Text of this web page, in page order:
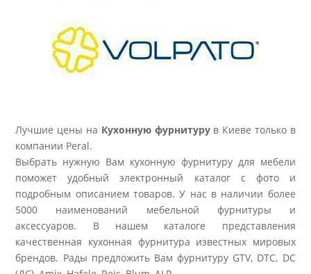
Лучшие цены на Кухонную фурнитурув Киеве только в
компании Peral.
Выбрать нужную Вам кухонную фурнитуру для мебели
поможет удобный электронный каталог с фото и
подробным описанием товаров. У нас в наличии более
5000 наименований мебельной фурнитуры и
аксессуаров. В нашем каталоге представления
качественная кухонная фурнитура известных мировых
брендов. Рады предложить Вам фурнитуру GTV, DTC, DC